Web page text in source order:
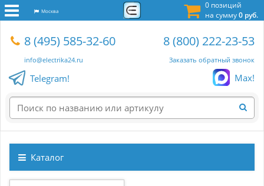
0 позиций
на сумму0 руб.
Москва
8 (495) 585-32-60
info@electrika24.ru
8 (800) 222-23-53
Заказать обратный звонок
Telegram! Max!
Каталог